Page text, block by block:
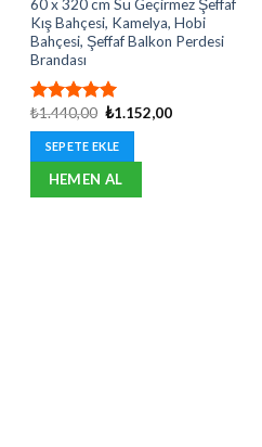
60 x 320 cm Su Geçirmez Şeffaf
Kış Bahçesi, Kamelya, Hobi
Bahçesi, Şeffaf Balkon Perdesi
Brandası
5 üzerinden
5.00oy
aldı
₺1.440,00 Orijinal
₺1.440,00.
₺1.152,00Şu
SEPETE EKLE
HEMEN AL